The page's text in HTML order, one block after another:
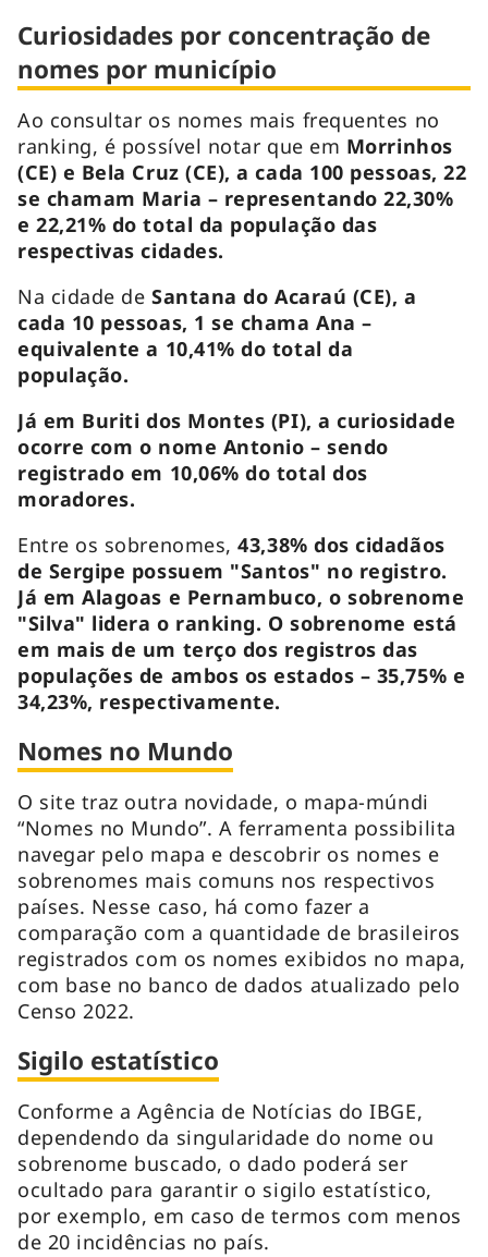
Curiosidades por concentração de
nomes por município
Ao consultar os nomes mais frequentes no
ranking, é possível notar que em Morrinhos
(CE) e Bela Cruz (CE), a cada 100 pessoas, 22
se chamam Maria – representando 22,30%
e 22,21% do total da população das
respectivas cidades.
Na cidade de Santana do Acaraú (CE), a
cada 10 pessoas, 1 se chama Ana –
equivalente a 10,41% do total da
população.
Já em Buriti dos Montes (PI), a curiosidade
ocorre com o nome Antonio – sendo
registrado em 10,06% do total dos
moradores.
Entre os sobrenomes, 43,38% dos cidadãos
de Sergipe possuem "Santos" no registro.
Já em Alagoas e Pernambuco, o sobrenome
"Silva" lidera o ranking. O sobrenome está
em mais de um terço dos registros das
populações de ambos os estados – 35,75% e
34,23%, respectivamente.
Nomes no Mundo
O site traz outra novidade, o mapa-múndi
“Nomes no Mundo”. A ferramenta possibilita
navegar pelo mapa e descobrir os nomes e
sobrenomes mais comuns nos respectivos
países. Nesse caso, há como fazer a
comparação com a quantidade de brasileiros
registrados com os nomes exibidos no mapa,
com base no banco de dados atualizado pelo
Censo 2022.
Sigilo estatístico
Conforme a Agência de Notícias do IBGE,
dependendo da singularidade do nome ou
sobrenome buscado, o dado poderá ser
ocultado para garantir o sigilo estatístico,
por exemplo, em caso de termos com menos
de 20 incidências no país.